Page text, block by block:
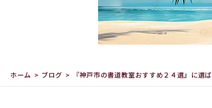
ホーム ブログ 『神戸市の書道教室おすすめ２４選』に選